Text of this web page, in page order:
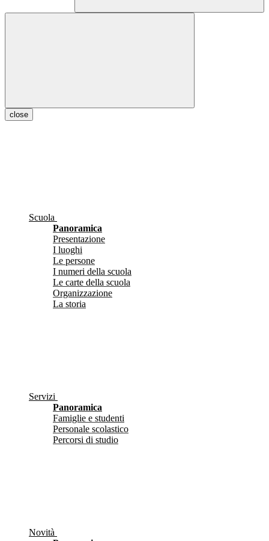
close
Scuola
Panoramica
Presentazione
I luoghi
Le persone
I numeri della scuola
Le carte della scuola
Organizzazione
La storia
Servizi
Panoramica
Famiglie e studenti
Personale scolastico
Percorsi di studio
Novità